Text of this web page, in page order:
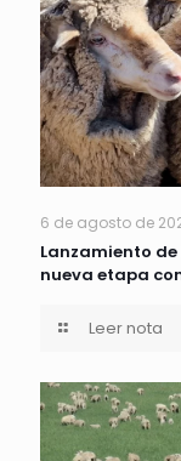
6 de agosto de
Lanzamiento
nueva etapa
Leer nota